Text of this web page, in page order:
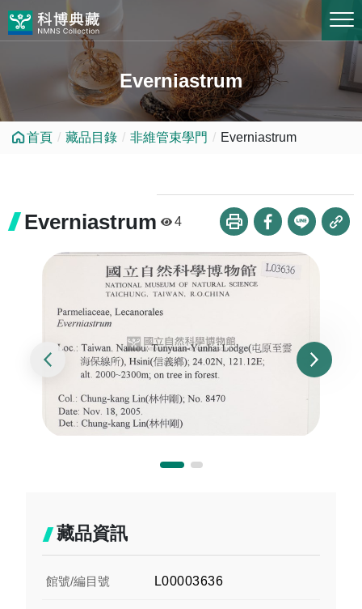
Everniastrum
首頁 藏品目錄 非維管束學門 Everniastrum
Everniastrum 4
藏品資訊
館號/編目號 L00003636